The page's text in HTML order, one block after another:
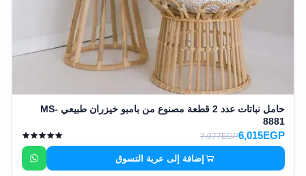
حامل نباتات عدد 2 قطعة مصنوع من بامبو خيزران طبيعي MS-
8881
6,015EGP
7,077EGP
إضافة إلى عربة التسوق